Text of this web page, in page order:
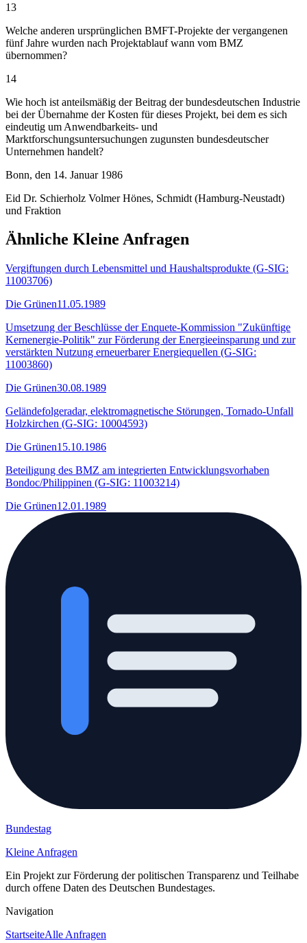
13
Welche anderen ursprünglichen BMFT-Projekte der vergangenen
fünf Jahre wurden nach Projektablauf wann vom BMZ
übernommen?
14
Wie hoch ist anteilsmäßig der Beitrag der bundesdeutschen Industrie
bei der Übernahme der Kosten für dieses Projekt, bei dem es sich
eindeutig um Anwendbarkeits- und
Marktforschungsuntersuchungen zugunsten bundesdeutscher
Unternehmen handelt?
Bonn, den 14. Januar 1986
Eid Dr. Schierholz Volmer Hönes, Schmidt (Hamburg-Neustadt)
und Fraktion
Ähnliche Kleine Anfragen
Vergiftungen durch Lebensmittel und Haushaltsprodukte (G-SIG:
11003706)
Die Grünen11.05.1989
Umsetzung der Beschlüsse der Enquete-Kommission "Zukünftige
Kernenergie-Politik" zur Förderung der Energieeinsparung und zur
verstärkten Nutzung erneuerbarer Energiequellen (G-SIG:
11003860)
Die Grünen30.08.1989
Geländefolgeradar, elektromagnetische Störungen, Tornado-Unfall
Holzkirchen (G-SIG: 10004593)
Die Grünen15.10.1986
Beteiligung des BMZ am integrierten Entwicklungsvorhaben
Bondoc/Philippinen (G-SIG: 11003214)
Die Grünen12.01.1989
Bundestag
Kleine Anfragen
Ein Projekt zur Förderung der politischen Transparenz und Teilhabe
durch offene Daten des Deutschen Bundestages.
Navigation
StartseiteAlle Anfragen